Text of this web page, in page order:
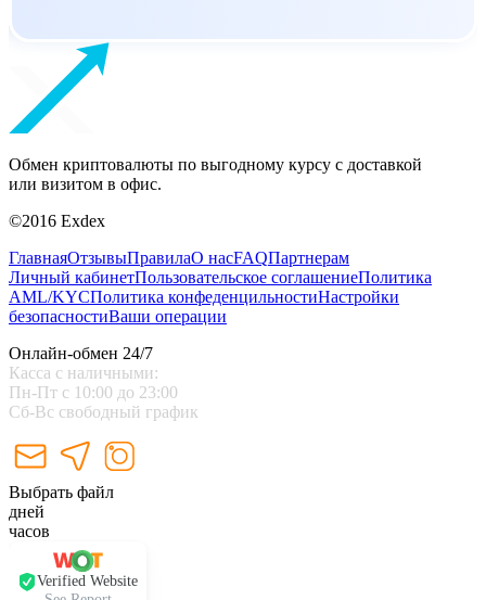
Обмен криптовалюты по выгодному курсу с доставкой
или визитом в офис.
©2016 Exdex
ГлавнаяОтзывыПравилаО насFAQПартнерам
Личный кабинетПользовательское соглашениеПолитика
AML/KYCПолитика конфеденцильностиНастройки
безопасностиВаши операции
Онлайн-обмен 24/7
Касса с наличными:
Пн-Пт с 10:00 до 23:00
Сб-Вс свободный график
Выбрать файл
дней
часов
Verified Website